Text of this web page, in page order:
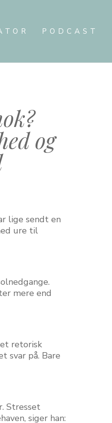
PODCAST
og
lige sendt en
ure til
mere end
retorisk
svar på. Bare
Stresset
siger han: